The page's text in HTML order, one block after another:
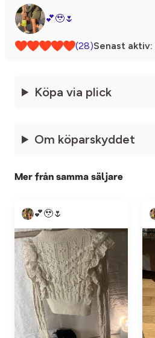
💕🥹🌷
(28)Senast aktiv:
Köpa via plick
Om köparskyddet
Mer från samma säljare
💕🥹🌷